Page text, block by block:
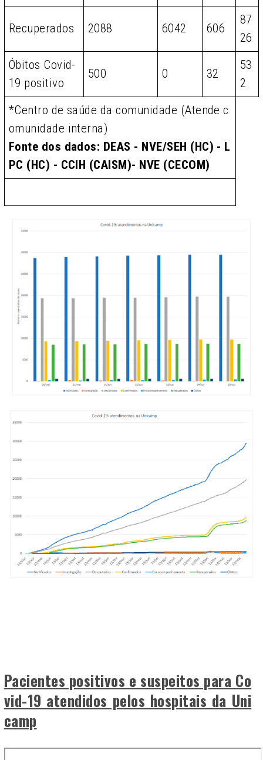
Recuperados 2088 6042 606
87
26
Óbitos Covid-
19 positivo
500 0 32
53
2
*Centro de saúde da comunidade (Atende c
omunidade interna)
Fonte dos dados: DEAS - NVE/SEH (HC) - L
PC (HC) - CCIH (CAISM)- NVE (CECOM)
Pacientes positivos e suspeitos para Co
vid-19 atendidos pelos hospitais da Uni
camp